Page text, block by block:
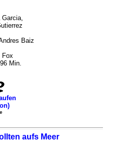
Garcia,
Baiz
Fox
Min.
aufs Meer